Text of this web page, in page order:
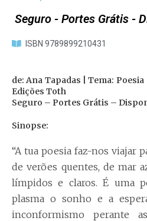
Seguro - Portes Grátis -
ISBN 9789899210431
de: Ana Tapadas | Tema:
Edições Toth
Seguro – Portes Grátis –
Sinopse:
“A tua poesia faz-nos viajar
de verões quentes, de mar
límpidos e claros. É uma
plasma o sonho e a
inconformismo perante